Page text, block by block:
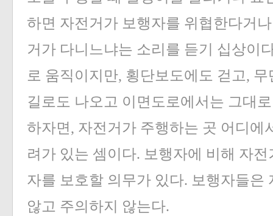
하면 자전거가 보행자를 위협한다거
거가 다니느냐는 소리를 듣기 십상이
로 움직이지만, 횡단보도에도 걷고,
길로도 나오고 이면도로에서는 그대
하자면, 자전거가 주행하는 곳 어디에
려가 있는 셈이다. 보행자에 비해 자
자를 보호할 의무가 있다. 보행자들은
않고 주의하지 않는다.